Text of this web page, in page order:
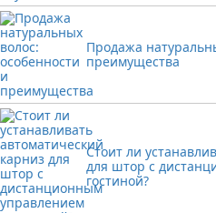
Продажа
преимущества
Стоит ли
для штор с
гостиной?